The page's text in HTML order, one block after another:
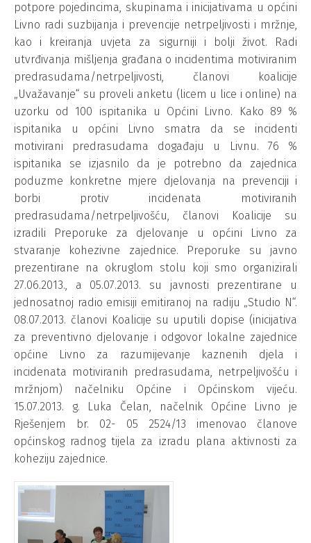
potpore pojedincima, skupinama i inicijativama u općini
Livno radi suzbijanja i prevencije netrpeljivosti i mržnje,
kao i kreiranja uvjeta za sigurniji i bolji život. Radi
utvrđivanja mišljenja građana o incidentima motiviranim
predrasudama/netrpeljivosti, članovi koalicije
„Uvažavanje“ su proveli anketu (licem u lice i online) na
uzorku od 100 ispitanika u Općini Livno. Kako 89 %
ispitanika u općini Livno smatra da se incidenti
motivirani predrasudama događaju u Livnu. 76 %
ispitanika se izjasnilo da je potrebno da zajednica
poduzme konkretne mjere djelovanja na prevenciji i
borbi protiv incidenata motiviranih
predrasudama/netrpeljivošću, članovi Koalicije su
izradili Preporuke za djelovanje u općini Livno za
stvaranje kohezivne zajednice. Preporuke su javno
prezentirane na okruglom stolu koji smo organizirali
27.06.2013., a 05.07.2013. su javnosti prezentirane u
jednosatnoj radio emisiji emitiranoj na radiju „Studio N“.
08.07.2013. članovi Koalicije su uputili dopise (inicijativa
za preventivno djelovanje i odgovor lokalne zajednice
općine Livno za razumijevanje kaznenih djela i
incidenata motiviranih predrasudama, netrpeljivošću i
mržnjom) načelniku Općine i Općinskom vijeću.
15.07.2013. g. Luka Čelan, načelnik Općine Livno je
Rješenjem br. 02- 05 2524/13 imenovao članove
općinskog radnog tijela za izradu plana aktivnosti za
koheziju zajednice.